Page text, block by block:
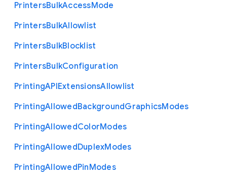
PrintersBulkAccessMode
PrintersBulkAllowlist
PrintersBulkBlocklist
PrintersBulkConfiguration
PrintingAPIExtensionsAllowlist
PrintingAllowedBackgroundGraphicsModes
PrintingAllowedColorModes
PrintingAllowedDuplexModes
PrintingAllowedPinModes